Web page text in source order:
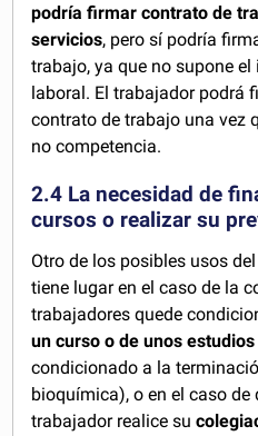
podría firmar contrato de
servicios, pero sí podría
trabajo, ya que no supone
laboral. El trabajador podrá
contrato de trabajo una vez
no competencia.
2.4 La necesidad de
cursos o realizar su
Otro de los posibles usos
tiene lugar en el caso de la
trabajadores quede
un curso o de unos
condicionado a la
bioquímica), o en el caso de
trabajador realice su